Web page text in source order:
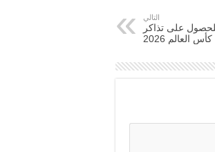
التالي
على تذاكر
العالم 2026